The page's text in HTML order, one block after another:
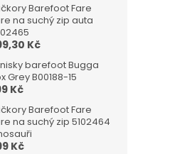
Barefoot Fare
na suchý zip auta
Kč
barefoot Bugga
Grey B00188-15
Kč
Barefoot Fare
na suchý zip 5102464
Kč